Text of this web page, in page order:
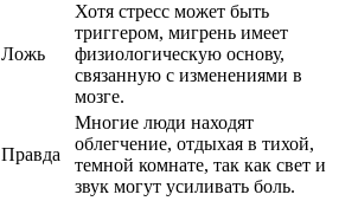
Ложь
Хотя стресс может быть
триггером, мигрень имеет
физиологическую основу,
связанную с изменениями в
мозге.
Правда
Многие люди находят
облегчение, отдыхая в тихой,
темной комнате, так как свет и
звук могут усиливать боль.